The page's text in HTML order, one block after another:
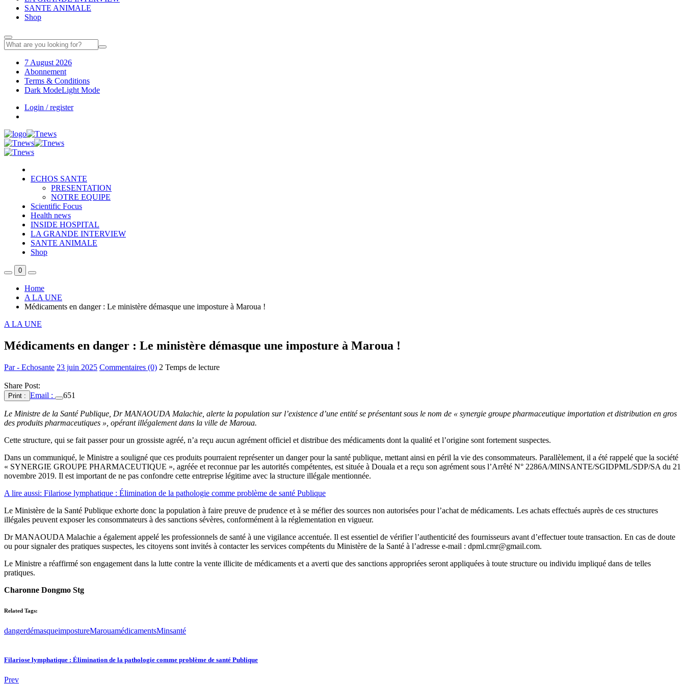
SANTE ANIMALE
Shop
7 August 2026
Abonnement
Terms & Conditions
Dark ModeLight Mode
Login / register
ECHOS SANTE
PRESENTATION
NOTRE EQUIPE
Scientific Focus
Health news
INSIDE HOSPITAL
LA GRANDE INTERVIEW
SANTE ANIMALE
Shop
0
Home
A LA UNE
Médicaments en danger : Le ministère démasque une imposture à Maroua !
A LA UNE
Médicaments en danger : Le ministère démasque une imposture à Maroua !
Par - Echosante 23 juin 2025 Commentaires (0) 2 Temps de lecture
Share Post:
Print : Email : 651
Le Ministre de la Santé Publique, Dr MANAOUDA Malachie, alerte la population sur l’existence d’une entité se présentant sous le nom de « synergie groupe pharmaceutique importation et distribution en gros
des produits pharmaceutiques », opérant illégalement dans la ville de Maroua.
Cette structure, qui se fait passer pour un grossiste agréé, n’a reçu aucun agrément officiel et distribue des médicaments dont la qualité et l’origine sont fortement suspectes.
Dans un communiqué, le Ministre a souligné que ces produits pourraient représenter un danger pour la santé publique, mettant ainsi en péril la vie des consommateurs. Parallèlement, il a été rappelé que la société
« SYNERGIE GROUPE PHARMACEUTIQUE », agréée et reconnue par les autorités compétentes, est située à Douala et a reçu son agrément sous l’Arrêté N° 2286A/MINSANTE/SGIDPML/SDP/SA du 21
novembre 2019. Il est important de ne pas confondre cette entreprise légitime avec la structure illégale mentionnée.
A lire aussi: Filariose lymphatique : Élimination de la pathologie comme problème de santé Publique
Le Ministère de la Santé Publique exhorte donc la population à faire preuve de prudence et à se méfier des sources non autorisées pour l’achat de médicaments. Les achats effectués auprès de ces structures
illégales peuvent exposer les consommateurs à des sanctions sévères, conformément à la réglementation en vigueur.
Dr MANAOUDA Malachie a également appelé les professionnels de santé à une vigilance accentuée. Il est essentiel de vérifier l’authenticité des fournisseurs avant d’effectuer toute transaction. En cas de doute
ou pour signaler des pratiques suspectes, les citoyens sont invités à contacter les services compétents du Ministère de la Santé à l’adresse e-mail : dpml.cmr@gmail.com.
Le Ministre a réaffirmé son engagement dans la lutte contre la vente illicite de médicaments et a averti que des sanctions appropriées seront appliquées à toute structure ou individu impliqué dans de telles
pratiques.
Charonne Dongmo Stg
Related Tags:
dangerdémasqueimpostureMarouamédicamentsMinsanté
Filariose lymphatique : Élimination de la pathologie comme problème de santé Publique
Prev